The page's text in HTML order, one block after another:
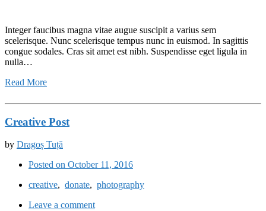
Integer faucibus magna vitae augue suscipit a varius sem
scelerisque. Nunc scelerisque tempus nunc in euismod. In sagittis
congue sodales. Cras sit amet est nibh. Suspendisse eget ligula in
nulla…
Read More
Creative Post
by Dragoș Tuță
Posted on October 11, 2016
creative, donate, photography
Leave a comment